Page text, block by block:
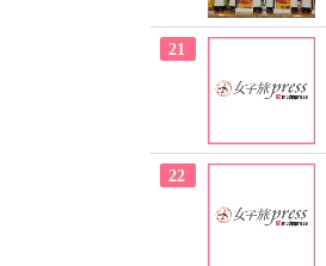
21
22